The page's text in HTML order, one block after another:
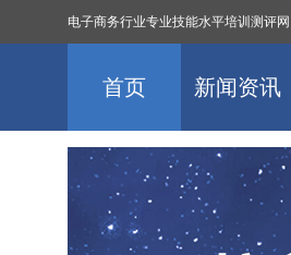
电子商务行业专业技能水平培训测评网
首页 新闻资讯